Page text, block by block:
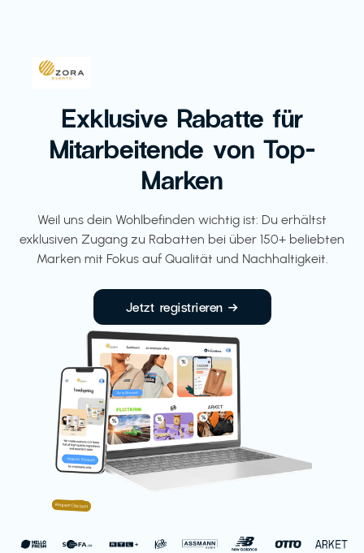
Exklusive Rabatte für
Mitarbeitende von Top-
Marken
Weil uns dein Wohlbefinden wichtig ist: Du erhältst
exklusiven Zugang zu Rabatten bei über 150+ beliebten
Marken mit Fokus auf Qualität und Nachhaltigkeit.
Jetzt registrieren →